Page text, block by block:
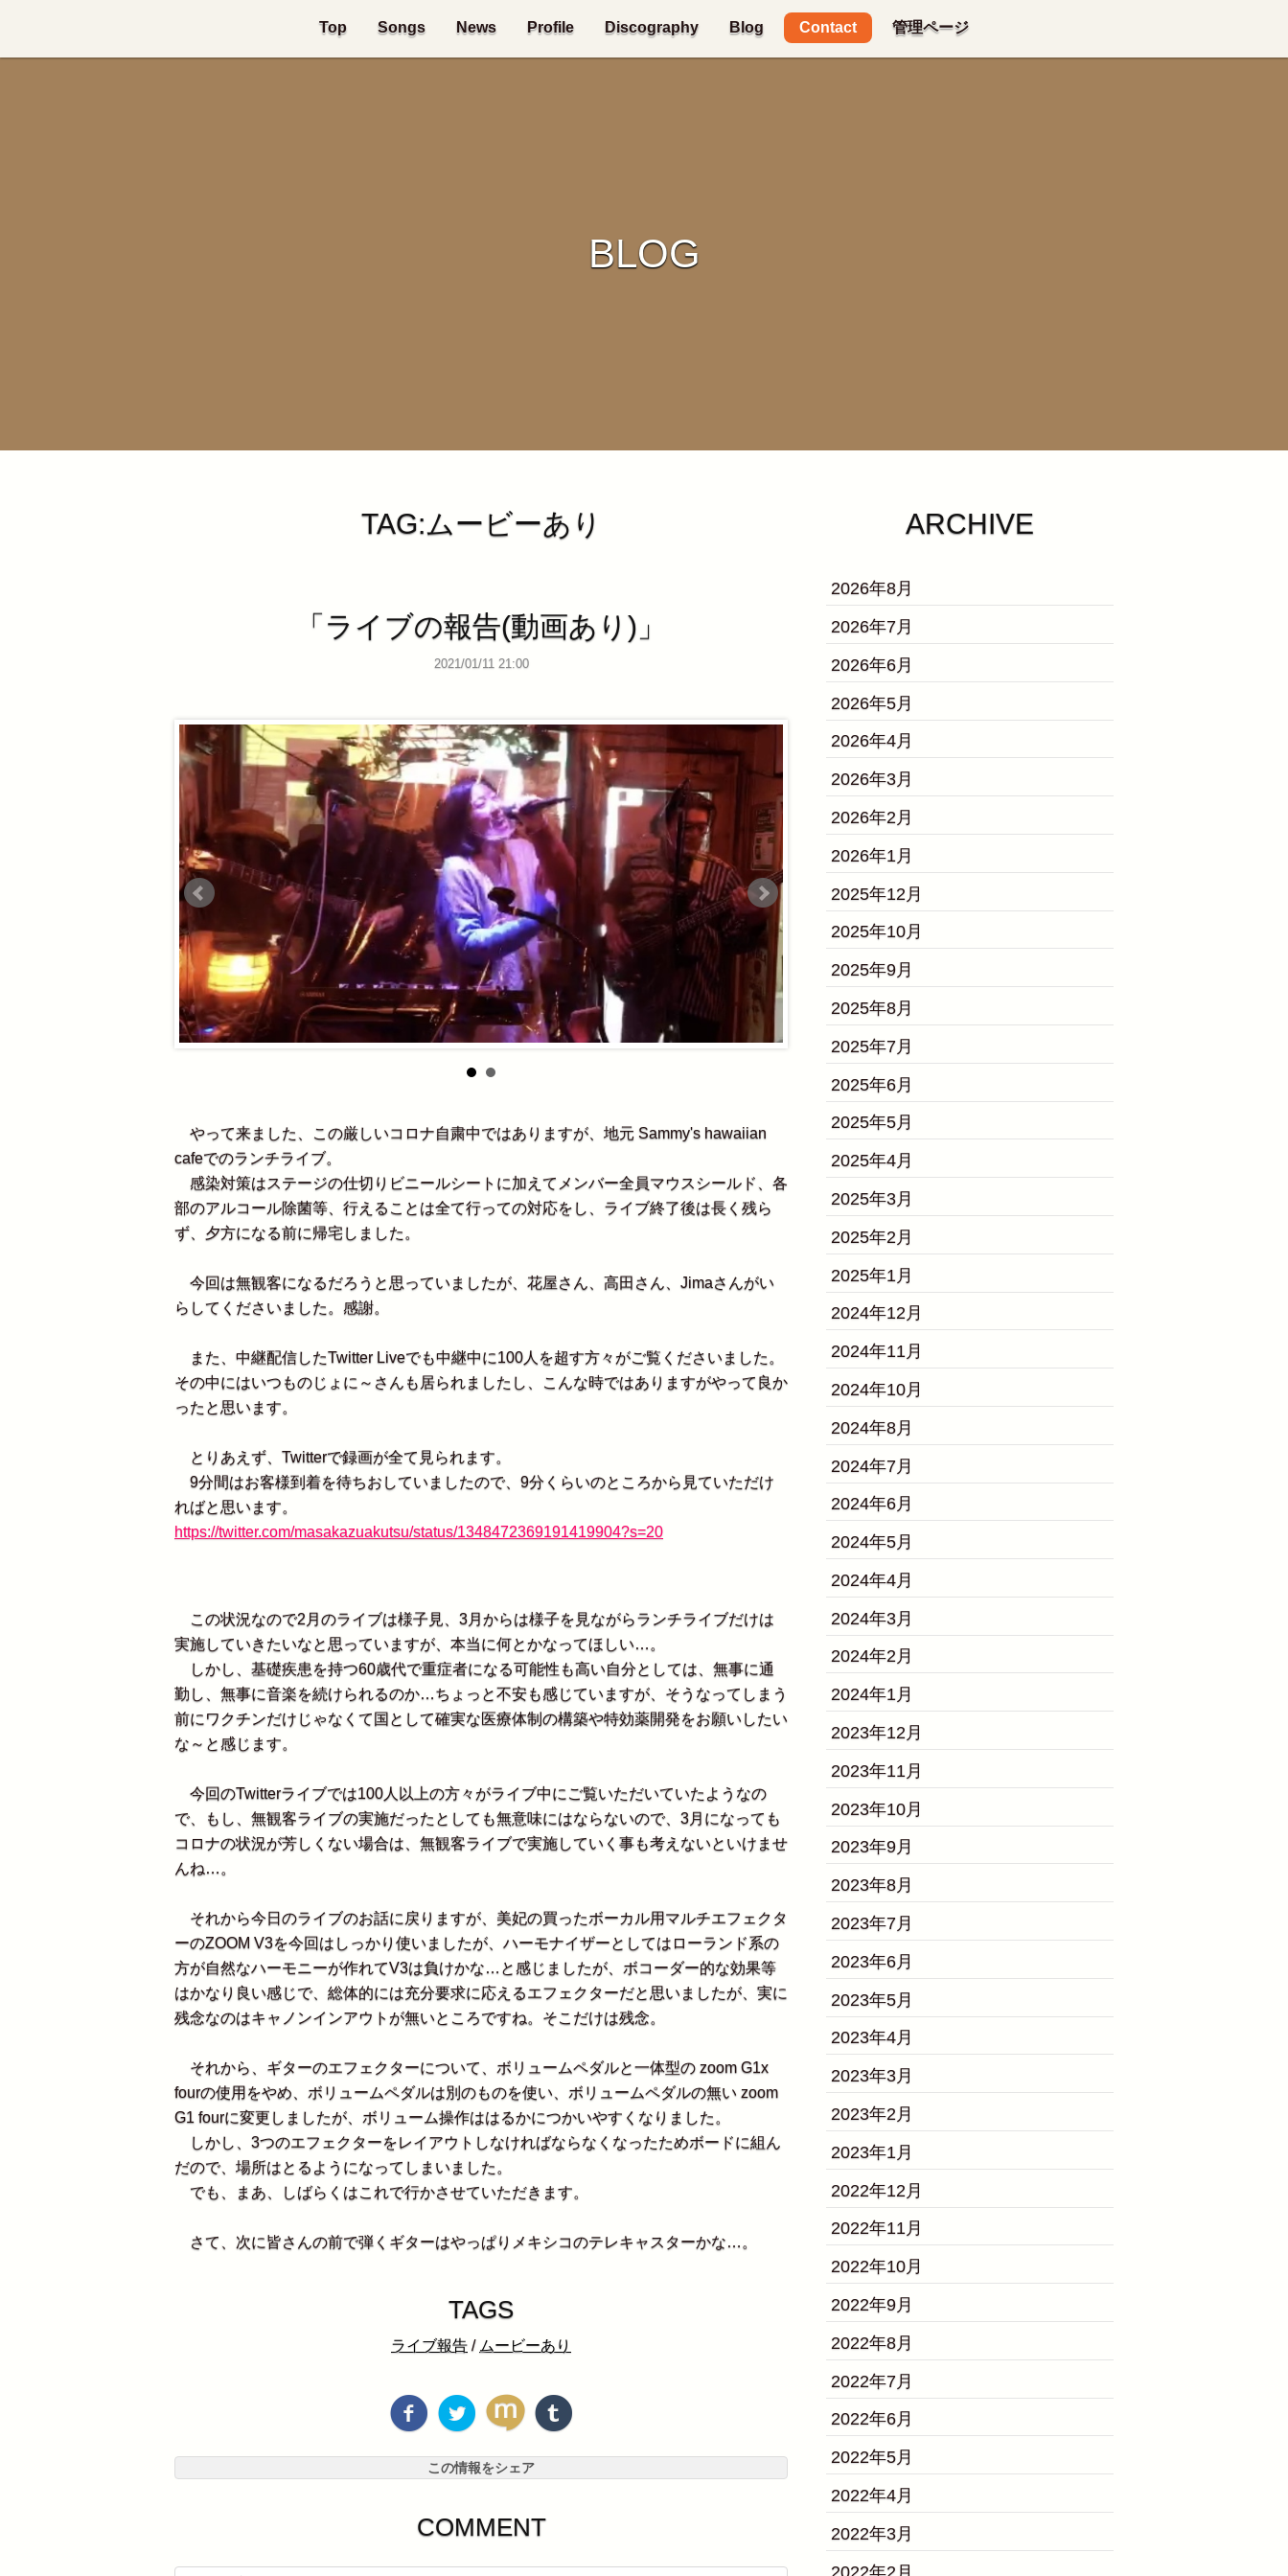
Top Songs News Profile Discography Blog Contact 管理ページ
BLOG
TAG:ムービーあり
「ライブの報告(動画あり)」
2021/01/11 21:00
やって来ました、この厳しいコロナ自粛中ではありますが、地元 Sammy's hawaiian
cafeでのランチライブ。
感染対策はステージの仕切りビニールシートに加えてメンバー全員マウスシールド、各
部のアルコール除菌等、行えることは全て行っての対応をし、ライブ終了後は長く残ら
ず、夕方になる前に帰宅しました。
今回は無観客になるだろうと思っていましたが、花屋さん、高田さん、Jimaさんがい
らしてくださいました。感謝。
また、中継配信したTwitter Liveでも中継中に100人を超す方々がご覧くださいました。
その中にはいつものじょに～さんも居られましたし、こんな時ではありますがやって良か
ったと思います。
とりあえず、Twitterで録画が全て見られます。
9分間はお客様到着を待ちおしていましたので、9分くらいのところから見ていただけ
ればと思います。
https://twitter.com/masakazuakutsu/status/1348472369191419904?s=20
この状況なので2月のライブは様子見、3月からは様子を見ながらランチライブだけは
実施していきたいなと思っていますが、本当に何とかなってほしい…。
しかし、基礎疾患を持つ60歳代で重症者になる可能性も高い自分としては、無事に通
勤し、無事に音楽を続けられるのか…ちょっと不安も感じていますが、そうなってしまう
前にワクチンだけじゃなくて国として確実な医療体制の構築や特効薬開発をお願いしたい
な～と感じます。
今回のTwitterライブでは100人以上の方々がライブ中にご覧いただいていたようなの
で、もし、無観客ライブの実施だったとしても無意味にはならないので、3月になっても
コロナの状況が芳しくない場合は、無観客ライブで実施していく事も考えないといけませ
んね…。
それから今日のライブのお話に戻りますが、美妃の買ったボーカル用マルチエフェクタ
ーのZOOM V3を今回はしっかり使いましたが、ハーモナイザーとしてはローランド系の
方が自然なハーモニーが作れてV3は負けかな…と感じましたが、ボコーダー的な効果等
はかなり良い感じで、総体的には充分要求に応えるエフェクターだと思いましたが、実に
残念なのはキャノンインアウトが無いところですね。そこだけは残念。
それから、ギターのエフェクターについて、ボリュームペダルと一体型の zoom G1x
fourの使用をやめ、ボリュームペダルは別のものを使い、ボリュームペダルの無い zoom
G1 fourに変更しましたが、ボリューム操作ははるかにつかいやすくなりました。
しかし、3つのエフェクターをレイアウトしなければならなくなったためボードに組ん
だので、場所はとるようになってしまいました。
でも、まあ、しばらくはこれで行かさせていただきます。
さて、次に皆さんの前で弾くギターはやっぱりメキシコのテレキャスターかな…。
TAGS
ライブ報告 / ムービーあり
この情報をシェア
COMMENT
ARCHIVE
2026年8月
2026年7月
2026年6月
2026年5月
2026年4月
2026年3月
2026年2月
2026年1月
2025年12月
2025年10月
2025年9月
2025年8月
2025年7月
2025年6月
2025年5月
2025年4月
2025年3月
2025年2月
2025年1月
2024年12月
2024年11月
2024年10月
2024年8月
2024年7月
2024年6月
2024年5月
2024年4月
2024年3月
2024年2月
2024年1月
2023年12月
2023年11月
2023年10月
2023年9月
2023年8月
2023年7月
2023年6月
2023年5月
2023年4月
2023年3月
2023年2月
2023年1月
2022年12月
2022年11月
2022年10月
2022年9月
2022年8月
2022年7月
2022年6月
2022年5月
2022年4月
2022年3月
2022年2月